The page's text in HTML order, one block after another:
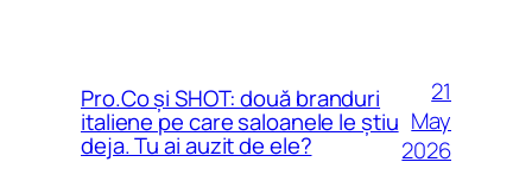
Pro.Co și SHOT: două branduri
italiene pe care saloanele le știu
deja. Tu ai auzit de ele?
21
May
2026